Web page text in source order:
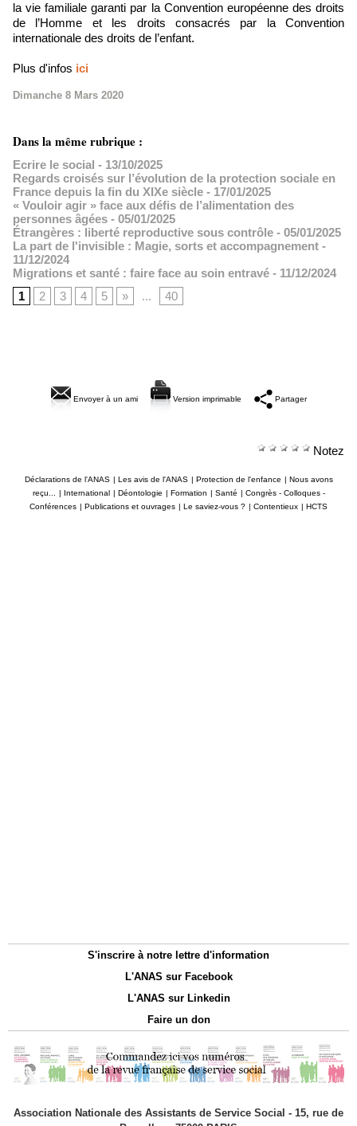
la vie familiale garanti par la Convention européenne des droits
de l’Homme et les droits consacrés par la Convention
internationale des droits de l’enfant.
Plus d'infos ici
Dimanche 8 Mars 2020
Dans la même rubrique :
Ecrire le social - 13/10/2025
Regards croisés sur l’évolution de la protection sociale en
France depuis la fin du XIXe siècle - 17/01/2025
« Vouloir agir » face aux défis de l’alimentation des
personnes âgées - 05/01/2025
Étrangères : liberté reproductive sous contrôle - 05/01/2025
La part de l'invisible : Magie, sorts et accompagnement -
11/12/2024
Migrations et santé : faire face au soin entravé - 11/12/2024
1
2 3 4 5 » ... 40
Envoyer à un ami Version imprimable Partager
Notez
Déclarations de l'ANAS | Les avis de l'ANAS | Protection de l'enfance | Nous avons
reçu...
| International | Déontologie | Formation | Santé | Congrès - Colloques -
Conférences | Publications et ouvrages | Le saviez-vous ? | Contentieux | HCTS
S'inscrire à notre lettre d'information
L'ANAS sur Facebook
L'ANAS sur Linkedin
Faire un don
Association Nationale des Assistants de Service Social - 15, rue de